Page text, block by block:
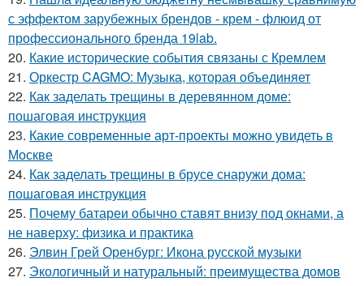
с эффектом зарубежных брендов - крем - флюид от
профессионального бренда 19lab.
20. Какие исторические события связаны с Кремлем
21. Оркестр CAGMO: Музыка, которая объединяет
22. Как заделать трещины в деревянном доме:
пошаговая инструкция
23. Какие современные арт-проекты можно увидеть в
Москве
24. Как заделать трещины в брусе снаружи дома:
пошаговая инструкция
25. Почему батареи обычно ставят внизу под окнами, а
не наверху: физика и практика
26. Элвин Грей Оренбург: Икона русской музыки
27. Экологичный и натуральный: преимущества домов